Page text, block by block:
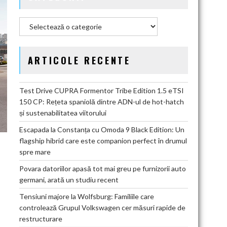
ARTICOLE RECENTE
Test Drive CUPRA Formentor Tribe Edition 1.5 eTSI
150 CP: Rețeta spaniolă dintre ADN-ul de hot-hatch
și sustenabilitatea viitorului
Escapada la Constanța cu Omoda 9 Black Edition: Un
flagship hibrid care este companion perfect în drumul
spre mare
Povara datoriilor apasă tot mai greu pe furnizorii auto
germani, arată un studiu recent
Tensiuni majore la Wolfsburg: Familiile care
controlează Grupul Volkswagen cer măsuri rapide de
restructurare